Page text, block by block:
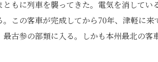
もに列車を襲ってきた。電気を消して
この客車が完成してから70年、津軽に
古参の部類に入る。しかも本州最北の客